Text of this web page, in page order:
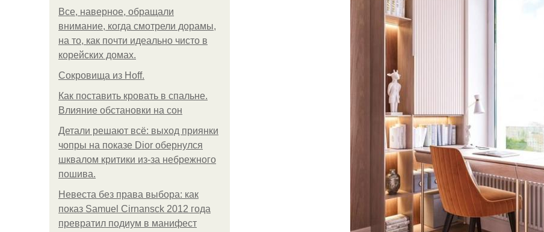
Все, наверное, обращали
внимание, когда смотрели дорамы,
на то, как почти идеально чисто в
корейских домах.
Сокровища из Hoff.
Как поставить кровать в спальне.
Влияние обстановки на сон
Детали решают всё: выход приянки
чопры на показе Dior обернулся
шквалом критики из-за небрежного
пошива.
Невеста без права выбора: как
показ Samuel Cirnansck 2012 года
превратил подиум в манифест